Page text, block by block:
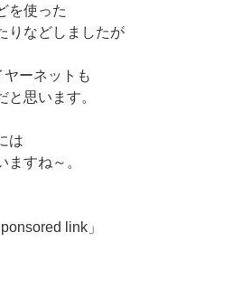
を使った
りなどしましたが
ーネットも
と思います。
は
ますね～。
link」